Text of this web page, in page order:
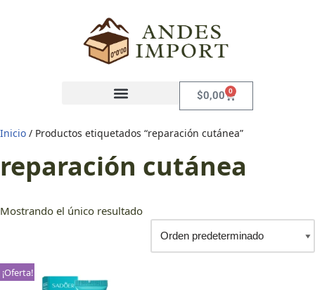
$0,00 0
Inicio / Productos etiquetados “reparación cutánea”
reparación cutánea
Mostrando el único resultado
¡Oferta!